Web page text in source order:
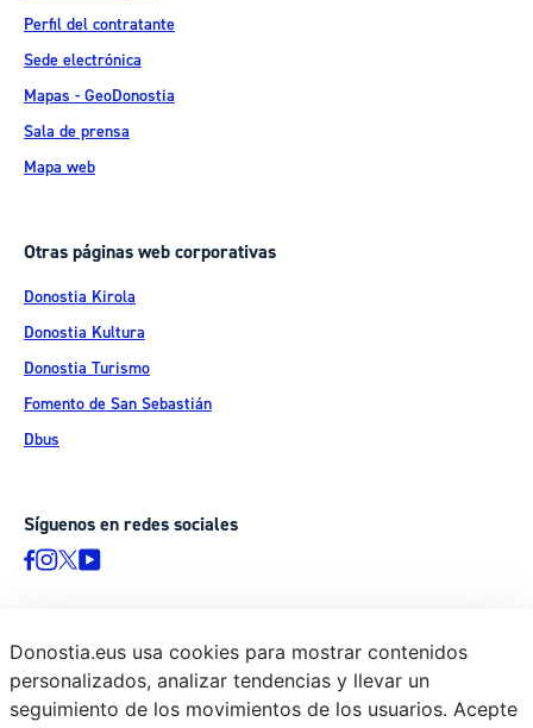
Perfil del contratante
Sede electrónica
Mapas - GeoDonostia
Sala de prensa
Mapa web
Otras páginas web corporativas
Donostia Kirola
Donostia Kultura
Donostia Turismo
Fomento de San Sebastián
Dbus
Síguenos en redes sociales
© Donostiako Udala - Ayuntamiento de Donostia / San Sebastián
Ijentea 1, 20003 Donostia / San Sebastián
Donostia.eus usa cookies para mostrar contenidos
personalizados, analizar tendencias y llevar un
seguimiento de los movimientos de los usuarios. Acepte